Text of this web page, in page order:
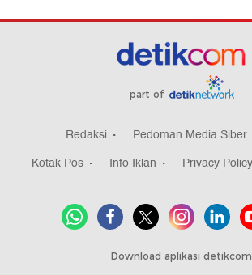
part of
Redaksi Pedoman Media Siber
Kotak Pos
Info Iklan Privacy Policy
Download aplikasi detikcom